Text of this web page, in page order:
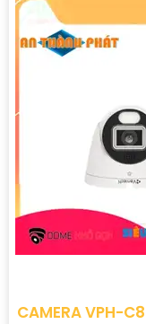
CAMERA VPH-